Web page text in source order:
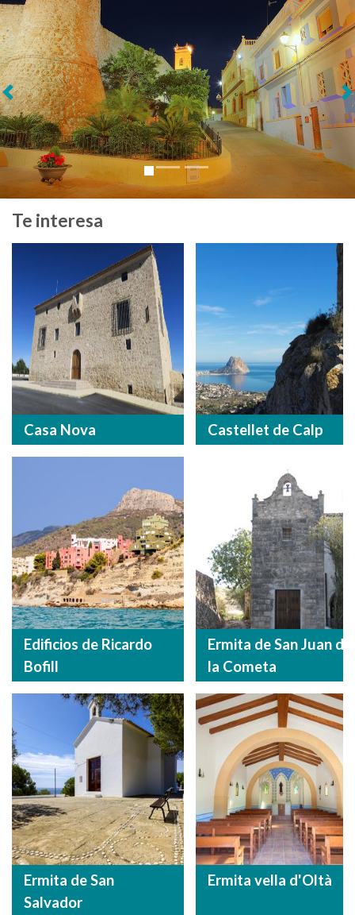
Siguiente
Te interesa
Casa Nova Castellet de Calp
Edificios de Ricardo
Bofill
Ermita de San Juan de
la Cometa
Ermita de San
Salvador
Ermita vella d'Oltà